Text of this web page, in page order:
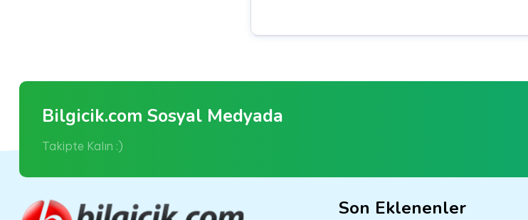
Bilgicik.com Sosyal Medyada
Takipte Kalın :)
Son Eklenenler